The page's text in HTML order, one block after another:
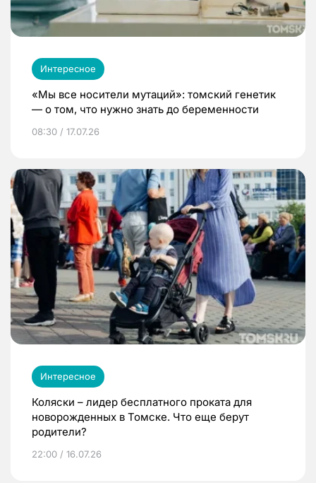
Интересное
«Мы все носители мутаций»: томский генетик
— о том, что нужно знать до беременности
08:30 / 17.07.26
Интересное
Коляски – лидер бесплатного проката для
новорожденных в Томске. Что еще берут
родители?
22:00 / 16.07.26